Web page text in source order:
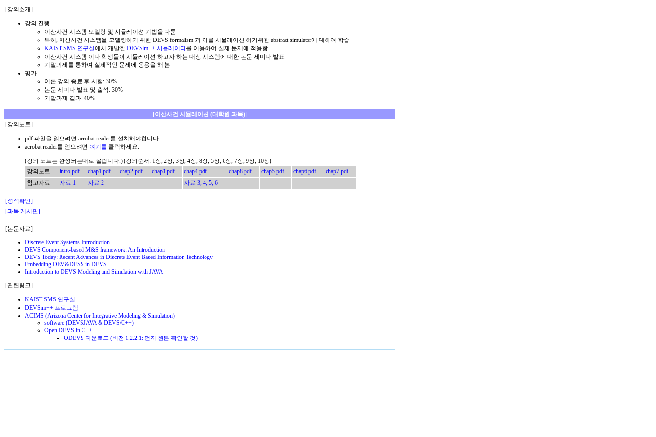
[강의소개]
강의 진행
이산사건 시스템 모델링 및 시뮬레이션 기법을 다룸
특히, 이산사건 시스템을 모델링하기 위한 DEVS formalism 과 이를 시뮬레이션 하기위한 abstract simulator에 대하여 학습
KAIST SMS 연구실에서 개발한 DEVSim++ 시뮬레이터 를 이용하여 실제 문제에 적용함
이산사건 시스템 이나 학생들이 시뮬레이션 하고자 하는 대상 시스템에 대한 논문 세미나 발표
기말과제를 통하여 실제적인 문제에 응용을 해 봄
평가
이론 강의 종료 후 시험: 30%
논문 세미나 발표 및 출석: 30%
기말과제 결과: 40%
[이산사건 시뮬레이션 (대학원 과목)]
[강의노트]
pdf 파일을 읽으려면 acrobat reader를 설치해야합니다.
acrobat reader를 얻으려면 여기를 클릭하세요.
(강의 노트는 완성되는대로 올립니다.) (강의순서: 1장, 2장, 3장, 4장, 8장, 5장, 6장, 7장, 9장, 10장)
강의노트
intro.pdf chap1.pdf chap2.pdf chap3.pdf chap4.pdf chap8.pdf chap5.pdf chap6.pdf
chap7.pdf
참고자료
자료 1 자료 2 자료 3, 4, 5, 6
[성적확인]
[과목 게시판]
[논문자료]
Discrete Event Systems-Introduction
DEVS Component-based M&S framework: An Introduction
DEVS Today: Recent Advances in Discrete Event-Based Information Technology
Embedding DEV&DESS in DEVS
Introduction to DEVS Modeling and Simulation with JAVA
[관련링크]
KAIST SMS 연구실
DEVSim++ 프로그램
ACIMS (Arizona Center for Integrative Modeling & Simulation)
software (DEVSJAVA & DEVS/C++)
Open DEVS in C++
ODEVS 다운로드 (버전 1.2.2.1: 먼저 원본 확인할 것)